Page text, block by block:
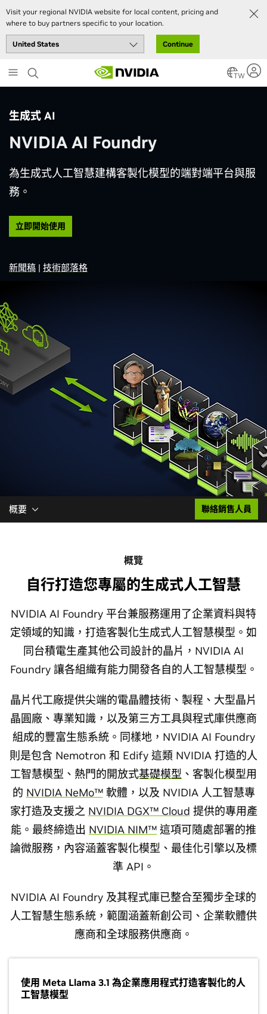
Visit your regional NVIDIA website for local content, pricing and
where to buy partners specific to your location.
Continue
to
main
TW
生成式 AI
NVIDIA AI Foundry
為生成式人工智慧建構客製化模型的端對端平台與服
務。
立即開始使用
新聞稿 | 技術部落格
概要 聯絡銷售人員
概覽
自行打造您專屬的生成式人工智慧
NVIDIA AI Foundry 平台兼服務運用了企業資料與特
定領域的知識，打造客製化生成式人工智慧模型。如
同台積電生產其他公司設計的晶片，NVIDIA AI
Foundry 讓各組織有能力開發各自的人工智慧模型。
晶片代工廠提供尖端的電晶體技術、製程、大型晶片
晶圓廠、專業知識，以及第三方工具與程式庫供應商
組成的豐富生態系統。同樣地，NVIDIA AI Foundry
則是包含 Nemotron 和 Edify 這類 NVIDIA 打造的人
工智慧模型、熱門的開放式基礎模型 、客製化模型用
的 NVIDIA NeMo™軟體，以及 NVIDIA 人工智慧專
家打造及支援之 NVIDIA DGX™ Cloud 提供的專用產
能。最終締造出 NVIDIA NIM™ 這項可隨處部署的推
論微服務，內容涵蓋客製化模型、最佳化引擎以及標
準 API。
NVIDIA AI Foundry 及其程式庫已整合至獨步全球的
人工智慧生態系統，範圍涵蓋新創公司、企業軟體供
應商和全球服務供應商。
使用 Meta Llama 3.1 為企業應用程式打造客製化的人
工智慧模型